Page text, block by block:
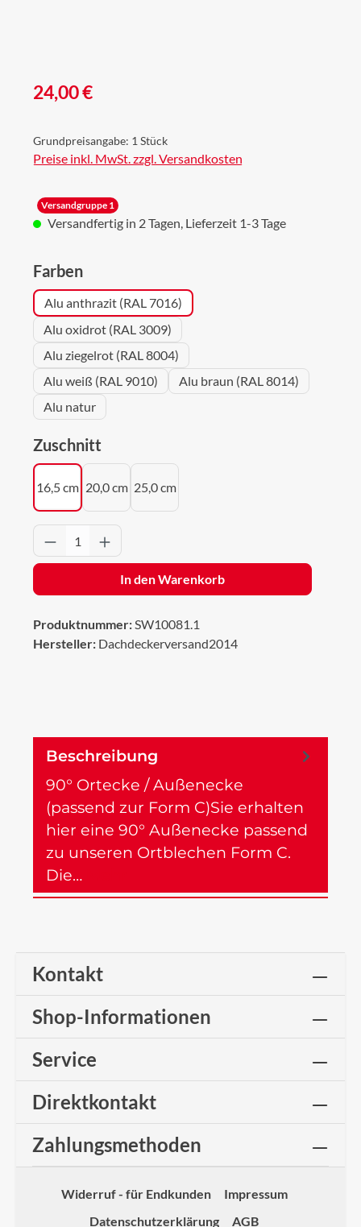
Regulärer Preis:
24,00 €
Grundpreisangabe: 1 Stück
Preise inkl. MwSt. zzgl. Versandkosten
Versandgruppe 1
Versandfertig in 2 Tagen, Lieferzeit 1-3 Tage
Farbenauswählen
Alu anthrazit (RAL 7016)
Alu oxidrot (RAL 3009)
Alu ziegelrot (RAL 8004)
Alu weiß (RAL 9010)
Alu braun (RAL 8014)
Alu natur
Zuschnitt
16,5 cm 20,0 cm 25,0 cm
Produkt Anzahl: Gib den gewünschten
In den Warenkorb
Produktnummer:SW10081.1
Hersteller: Dachdeckerversand2014
Beschreibung
90° Ortecke / Außenecke
(passend zur Form C)Sie erhalten
hier eine 90° Außenecke passend
zu unseren Ortblechen Form C.
Die…
Kontakt
Shop-Informationen
Service
Direktkontakt
Zahlungsmethoden
Widerruf - für Endkunden
Impressum
Datenschutzerklärung
AGB